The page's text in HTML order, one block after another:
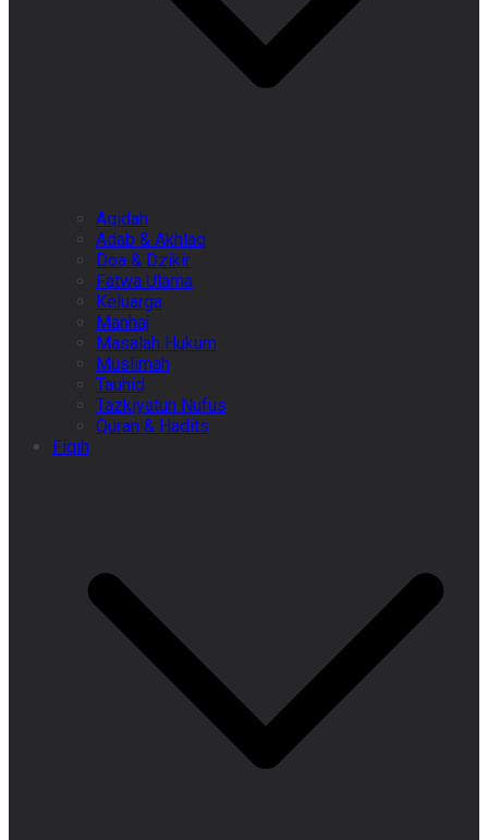
Aqidah
Adab & Akhlaq
Doa & Dzikir
Fatwa Ulama
Keluarga
Manhaj
Masalah Hukum
Muslimah
Tauhid
Tazkiyatun Nufus
Quran & Hadits
Fiqih